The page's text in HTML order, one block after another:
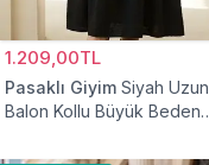
1.209,00TL
Pasaklı Giyim Siyah Uzun
Balon Kollu Büyük Beden